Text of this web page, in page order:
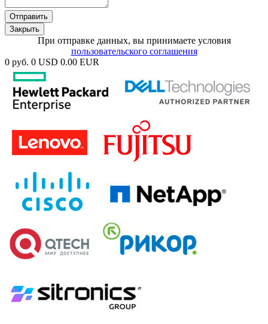
Отправить
Закрыть
При отправке данных, вы принимаете условия
пользовательского соглашения
0 руб. 0 USD 0.00 EUR